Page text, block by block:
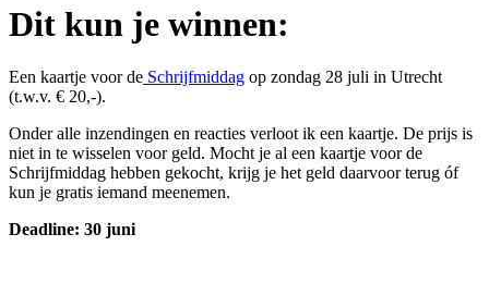
Dit kun je winnen:
Een kaartje voor de Schrijfmiddag op zondag 28 juli in Utrecht
(t.w.v. € 20,-).
Onder alle inzendingen en reacties verloot ik een kaartje. De prijs is
niet in te wisselen voor geld. Mocht je al een kaartje voor de
Schrijfmiddag hebben gekocht, krijg je het geld daarvoor terug óf
kun je gratis iemand meenemen.
Deadline: 30 juni